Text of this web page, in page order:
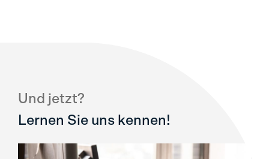
Und jetzt?
Lernen Sie uns kennen!